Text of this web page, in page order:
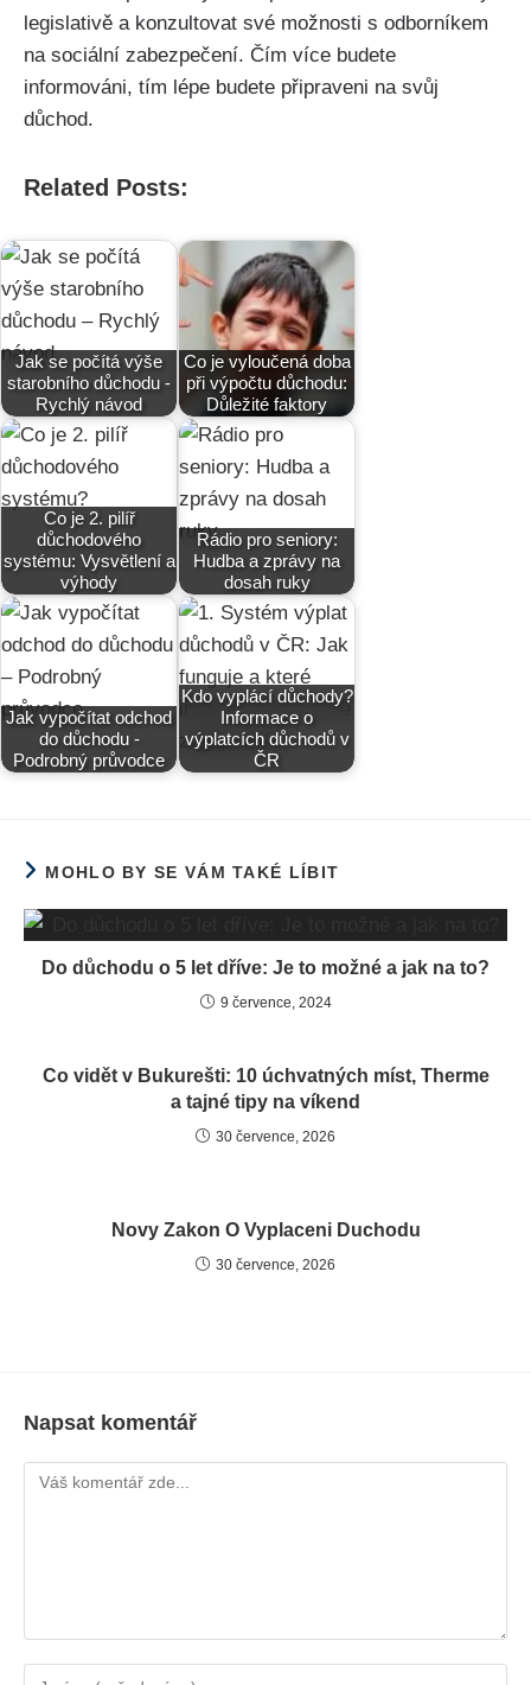
legislativě a konzultovat své možnosti s odborníkem
na sociální zabezpečení. Čím více budete
informováni, tím lépe budete připraveni na svůj
důchod.
Related Posts:
Jak se počítá výše
starobního důchodu -
Rychlý návod
Co je vyloučená doba
při výpočtu důchodu:
Důležité faktory
Co je 2. pilíř
důchodového
systému: Vysvětlení a
výhody
Rádio pro seniory:
Hudba a zprávy na
dosah ruky
Jak vypočítat odchod
do důchodu -
Podrobný průvodce
Kdo vyplácí důchody?
Informace o
výplatcích důchodů v
ČR
MOHLO BY SE VÁM TAKÉ LÍBIT
Do důchodu o 5 let dříve: Je to možné a jak na to?
9 července, 2024
Co vidět v Bukurešti: 10 úchvatných míst, Therme
a tajné tipy na víkend
30 července, 2026
Novy Zakon O Vyplaceni Duchodu
30 července, 2026
Napsat komentář